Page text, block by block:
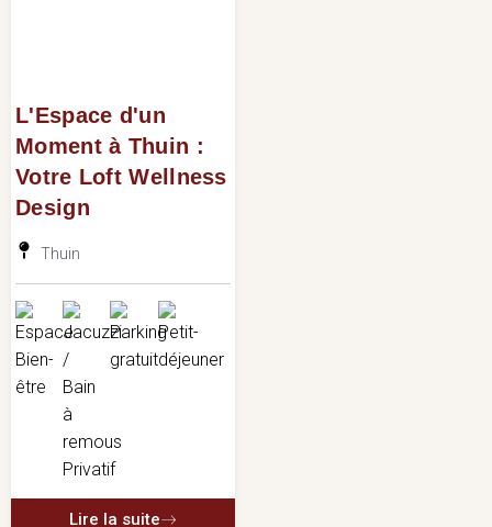
L'Espace d'un
Moment à Thuin :
Votre Loft Wellness
Design
Thuin
Lire la suite